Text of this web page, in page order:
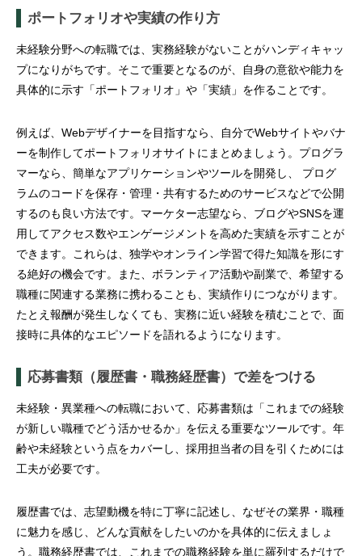
ポートフォリオや実績の作り方
未経験分野への転職では、実務経験がないことがハンディキャッ
プになりがちです。そこで重要となるのが、自身の意欲や能力を
具体的に示す「ポートフォリオ」や「実績」を作ることです。
例えば、Webデザイナーを目指すなら、自分でWebサイトやバナ
ーを制作してポートフォリオサイトにまとめましょう。プログラ
マーなら、簡単なアプリケーションやツールを開発し、 プログ
ラムのコードを保存・管理・共有するためのサービスなどで公開
するのも良い方法です。マーケター志望なら、ブログやSNSを運
用してアクセス数やエンゲージメントを高めた実績を示すことが
できます。これらは、独学やオンライン学習で得た知識を形にす
る絶好の機会です。また、ボランティア活動や副業で、希望する
職種に関連する業務に携わることも、実績作りにつながります。
たとえ報酬が発生しなくても、実務に近い経験を積むことで、面
接時に具体的なエピソードを語れるようになります。
応募書類（履歴書・職務経歴書）で差をつける
未経験・異業種への転職において、応募書類は「これまでの経験
が新しい職種でどう活かせるか」を伝える重要なツールです。年
齢や未経験という点をカバーし、採用担当者の目を引くためには
工夫が必要です。
履歴書では、志望動機を特に丁寧に記述し、なぜその業界・職種
に魅力を感じ、どんな貢献をしたいのかを具体的に伝えましょ
う。職務経歴書では、これまでの職務経験を単に羅列するだけで